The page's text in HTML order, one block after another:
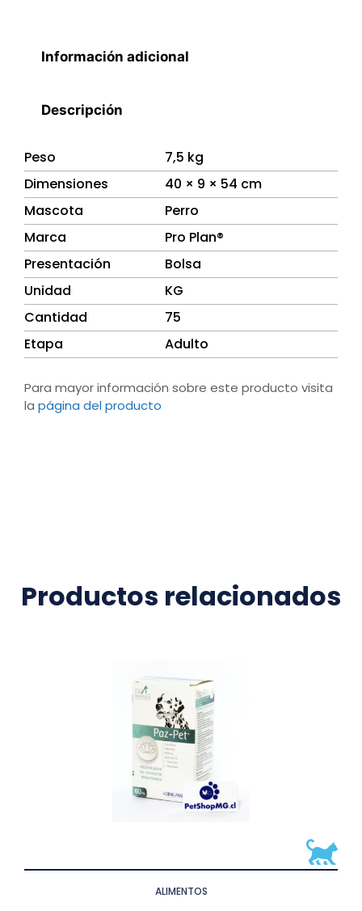
Información adicional
Descripción
Peso
7,5 kg
Dimensiones
40 × 9 × 54 cm
Mascota
Perro
Marca
Pro Plan®
Presentación
Bolsa
Unidad
KG
Cantidad
75
Etapa
Adulto
Para mayor información sobre este producto visita
la página del producto
Productos relacionados
ALIMENTOS